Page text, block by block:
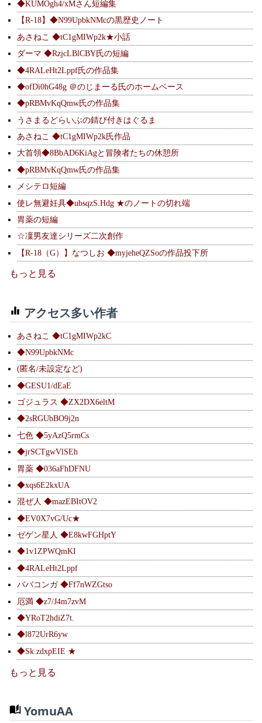
◆KUMOgh4/xMさん短編集
【R-18】◆N99UpbkNMcの黒歴史ノート
あさねこ ◆tC1gMIWp2k★小話
ダーマ ◆RzjcLBlCBY氏の短編
◆4RALeHt2Lppf氏の作品集
◆ofDi0hG48g ＠のじまーる氏のホームベース
◆pRBMvKqQmw氏の作品集
うさまるどらいぶの錆び付きはぐるま
あさねこ ◆tC1gMIWp2k氏作品
大首領◆8BbAD6KiAgと冒険者たちの休憩所
◆pRBMvKqQmw氏の作品集
メシテロ短編
使レ無避妊具◆ubsqzS.Hdg ★のノートの切れ端
胃薬の短編
☆凜男友達シリーズ二次創作
【R-18（G）】なつしお ◆myjeheQZSoの作品投下所
もっと見る
アクセス多い作者
あさねこ ◆tC1gMIWp2kC
◆N99UpbkNMc
(匿名/未設定など)
◆GESU1/dEaE
ゴジュラス ◆ZX2DX6eltM
◆2sRGUbBO9j2n
七色 ◆5yAzQ5rmCs
◆jrSCTgwVlSEh
胃薬 ◆036aFhDFNU
◆xqs6E2kxUA
混ぜ人 ◆mazEBItOV2
◆EV0X7vG/Uc★
ゼゲン星人 ◆E8kwFGHptY
◆1v1ZPWQmKI
◆4RALeHt2Lppf
ババコンガ ◆Ff7nWZGtso
厄満 ◆z7/J4m7zvM
◆YRoT2hdiZ7t.
◆l872UrR6yw
◆Sk.zdxpEIE ★
もっと見る
YomuAA